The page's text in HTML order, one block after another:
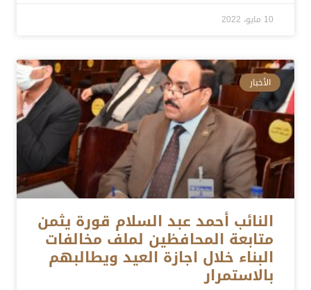
10 مايو، 2022
الأخبار
النائب أحمد عبد السلام قورة يثمن
متابعة المحافظين لملف مخالفات
البناء خلال اجازة العيد ويطالبهم
بالاستمرار